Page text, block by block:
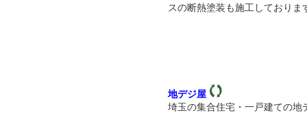
スの断熱塗装も施工しておりま
地デジ屋
埼玉の集合住宅・一戸建ての地